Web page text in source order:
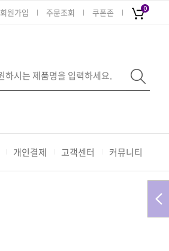
0
쿠폰존
주문조회
회원가입
개인결제 고객센터 커뮤니티